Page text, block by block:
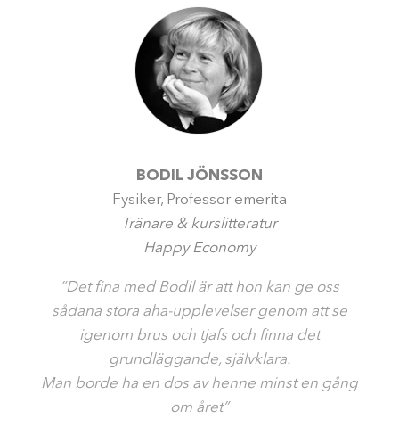
BODIL JÖNSSON
Fysiker, Professor emerita
Tränare & kurslitteratur
Happy Economy
”Det fina med Bodil är att hon kan ge oss
sådana stora aha-upplevelser genom att se
igenom brus och tjafs och finna det
grundläggande, självklara.
Man borde ha en dos av henne minst en gång
om året”